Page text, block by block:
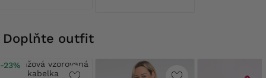
Doplňte outfit
-23%